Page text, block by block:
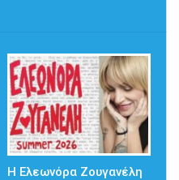
Η Ελεωνόρα Ζουγανέλη